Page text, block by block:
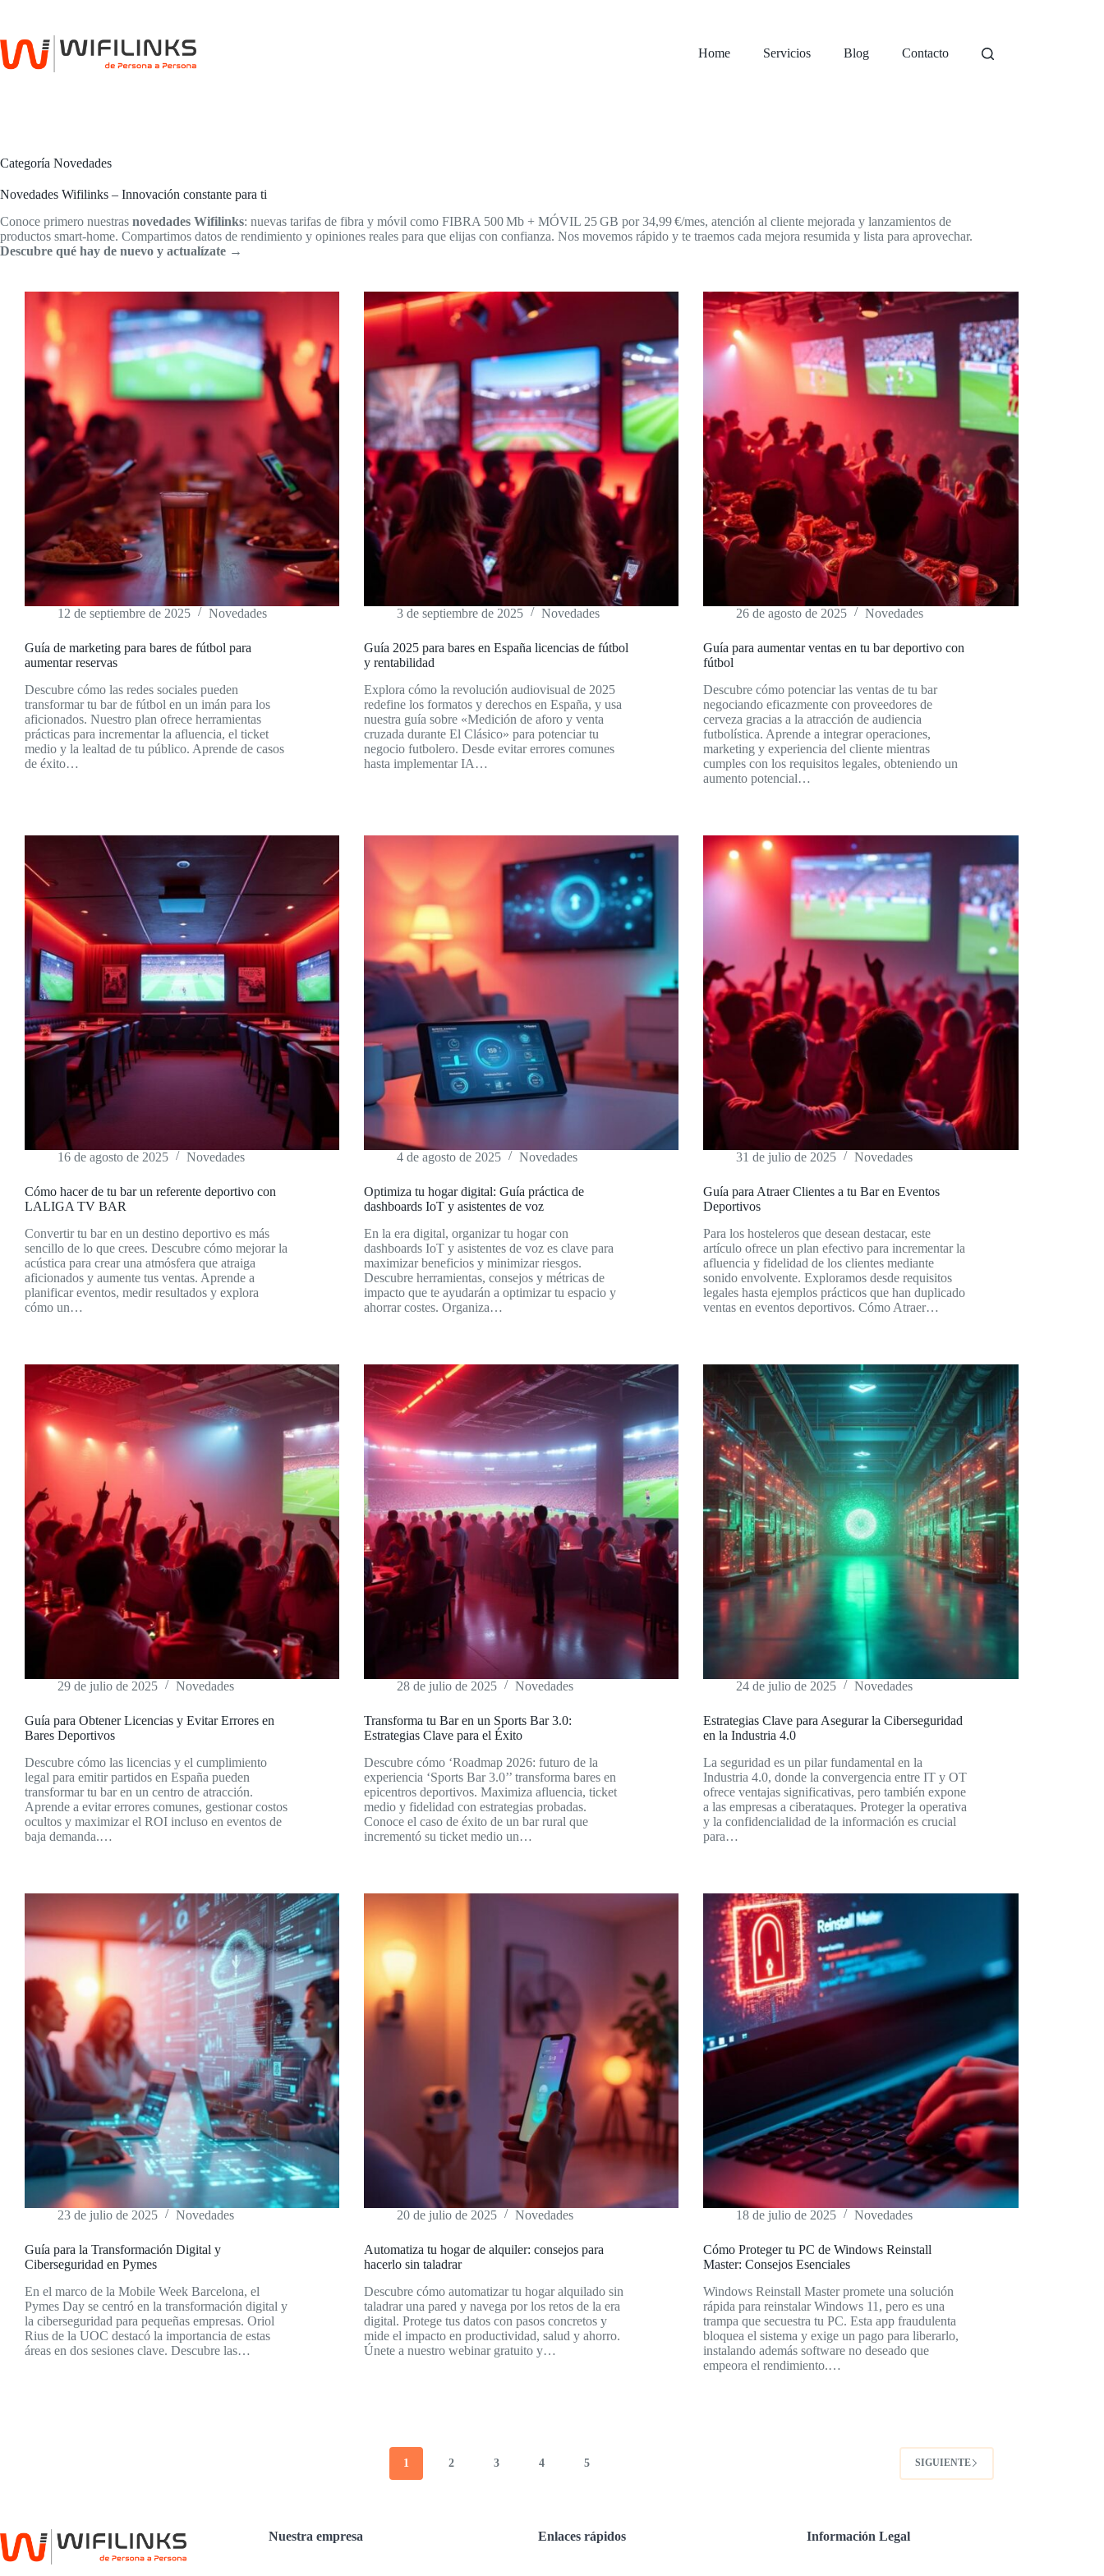
Home
Servicios Blog Contacto
Categoría Novedades
Novedades Wifilinks – Innovación constante para ti
Conoce primero nuestras novedades Wifilinks: nuevas tarifas de fibra y móvil como FIBRA 500 Mb + MÓVIL 25 GB por 34,99 €/mes, atención al cliente mejorada y lanzamientos de
productos smart‑home. Compartimos datos de rendimiento y opiniones reales para que elijas con confianza. Nos movemos rápido y te traemos cada mejora resumida y lista para aprovechar.
Descubre qué hay de nuevo y actualízate →
12 de septiembre de 2025 Novedades
Guía de marketing para bares de fútbol para
aumentar reservas
Descubre cómo las redes sociales pueden
transformar tu bar de fútbol en un imán para los
aficionados. Nuestro plan ofrece herramientas
prácticas para incrementar la afluencia, el ticket
medio y la lealtad de tu público. Aprende de casos
de éxito…
3 de septiembre de 2025 Novedades
Guía 2025 para bares en España licencias de fútbol
y rentabilidad
Explora cómo la revolución audiovisual de 2025
redefine los formatos y derechos en España, y usa
nuestra guía sobre «Medición de aforo y venta
cruzada durante El Clásico» para potenciar tu
negocio futbolero. Desde evitar errores comunes
hasta implementar IA…
26 de agosto de 2025 Novedades
Guía para aumentar ventas en tu bar deportivo con
fútbol
Descubre cómo potenciar las ventas de tu bar
negociando eficazmente con proveedores de
cerveza gracias a la atracción de audiencia
futbolística. Aprende a integrar operaciones,
marketing y experiencia del cliente mientras
cumples con los requisitos legales, obteniendo un
aumento potencial…
16 de agosto de 2025 Novedades
Cómo hacer de tu bar un referente deportivo con
LALIGA TV BAR
Convertir tu bar en un destino deportivo es más
sencillo de lo que crees. Descubre cómo mejorar la
acústica para crear una atmósfera que atraiga
aficionados y aumente tus ventas. Aprende a
planificar eventos, medir resultados y explora
cómo un…
4 de agosto de 2025 Novedades
Optimiza tu hogar digital: Guía práctica de
dashboards IoT y asistentes de voz
En la era digital, organizar tu hogar con
dashboards IoT y asistentes de voz es clave para
maximizar beneficios y minimizar riesgos.
Descubre herramientas, consejos y métricas de
impacto que te ayudarán a optimizar tu espacio y
ahorrar costes. Organiza…
31 de julio de 2025 Novedades
Guía para Atraer Clientes a tu Bar en Eventos
Deportivos
Para los hosteleros que desean destacar, este
artículo ofrece un plan efectivo para incrementar la
afluencia y fidelidad de los clientes mediante
sonido envolvente. Exploramos desde requisitos
legales hasta ejemplos prácticos que han duplicado
ventas en eventos deportivos. Cómo Atraer…
29 de julio de 2025 Novedades
Guía para Obtener Licencias y Evitar Errores en
Bares Deportivos
Descubre cómo las licencias y el cumplimiento
legal para emitir partidos en España pueden
transformar tu bar en un centro de atracción.
Aprende a evitar errores comunes, gestionar costos
ocultos y maximizar el ROI incluso en eventos de
baja demanda.…
28 de julio de 2025 Novedades
Transforma tu Bar en un Sports Bar 3.0:
Estrategias Clave para el Éxito
Descubre cómo ‘Roadmap 2026: futuro de la
experiencia ‘Sports Bar 3.0’’ transforma bares en
epicentros deportivos. Maximiza afluencia, ticket
medio y fidelidad con estrategias probadas.
Conoce el caso de éxito de un bar rural que
incrementó su ticket medio un…
24 de julio de 2025 Novedades
Estrategias Clave para Asegurar la Ciberseguridad
en la Industria 4.0
La seguridad es un pilar fundamental en la
Industria 4.0, donde la convergencia entre IT y OT
ofrece ventajas significativas, pero también expone
a las empresas a ciberataques. Proteger la operativa
y la confidencialidad de la información es crucial
para…
23 de julio de 2025 Novedades
Guía para la Transformación Digital y
Ciberseguridad en Pymes
En el marco de la Mobile Week Barcelona, el
Pymes Day se centró en la transformación digital y
la ciberseguridad para pequeñas empresas. Oriol
Rius de la UOC destacó la importancia de estas
áreas en dos sesiones clave. Descubre las…
20 de julio de 2025 Novedades
Automatiza tu hogar de alquiler: consejos para
hacerlo sin taladrar
Descubre cómo automatizar tu hogar alquilado sin
taladrar una pared y navega por los retos de la era
digital. Protege tus datos con pasos concretos y
mide el impacto en productividad, salud y ahorro.
Únete a nuestro webinar gratuito y…
18 de julio de 2025 Novedades
Cómo Proteger tu PC de Windows Reinstall
Master: Consejos Esenciales
Windows Reinstall Master promete una solución
rápida para reinstalar Windows 11, pero es una
trampa que secuestra tu PC. Esta app fraudulenta
bloquea el sistema y exige un pago para liberarlo,
instalando además software no deseado que
empeora el rendimiento.…
1 2 3 4 5 SIGUIENTE
Nuestra empresa Enlaces rápidos Información Legal